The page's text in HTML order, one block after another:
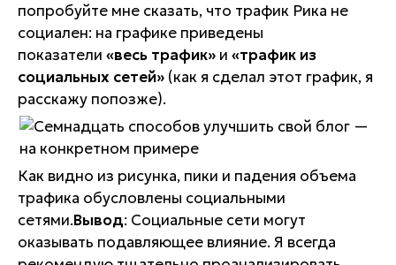
попробуйте мне сказать, что трафик Рика не
социален: на графике приведены
показатели «весь трафик» и «трафик из
социальных сетей» (как я сделал этот график, я
расскажу попозже).
Как видно из рисунка, пики и падения объема
трафика обусловлены социальными
сетями.Вывод: Социальные сети могут
оказывать подавляющее влияние. Я всегда